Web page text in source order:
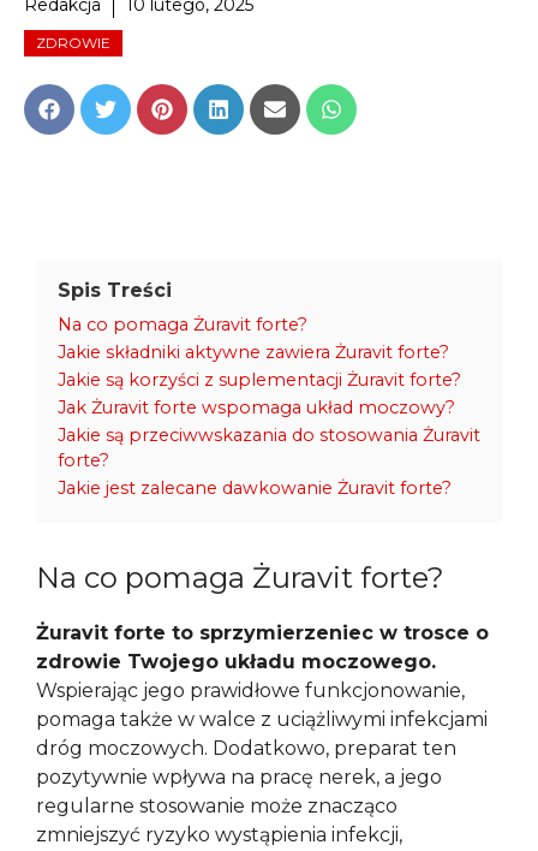
Redakcja 10 lutego, 2025
ZDROWIE
Share
on
Share
on
Share
on
Share
on
Share
on
Share
on
Spis Treści
Na co pomaga Żuravit forte?
Jakie składniki aktywne zawiera Żuravit forte?
Jakie są korzyści z suplementacji Żuravit forte?
Jak Żuravit forte wspomaga układ moczowy?
Jakie są przeciwwskazania do stosowania Żuravit
forte?
Jakie jest zalecane dawkowanie Żuravit forte?
Na co pomaga Żuravit forte?
Żuravit forte to sprzymierzeniec w trosce o
zdrowie Twojego układu moczowego.
Wspierając jego prawidłowe funkcjonowanie,
pomaga także w walce z uciążliwymi infekcjami
dróg moczowych. Dodatkowo, preparat ten
pozytywnie wpływa na pracę nerek, a jego
regularne stosowanie może znacząco
zmniejszyć ryzyko wystąpienia infekcji,